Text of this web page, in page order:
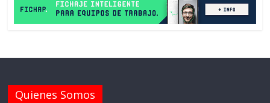
Quienes Somos